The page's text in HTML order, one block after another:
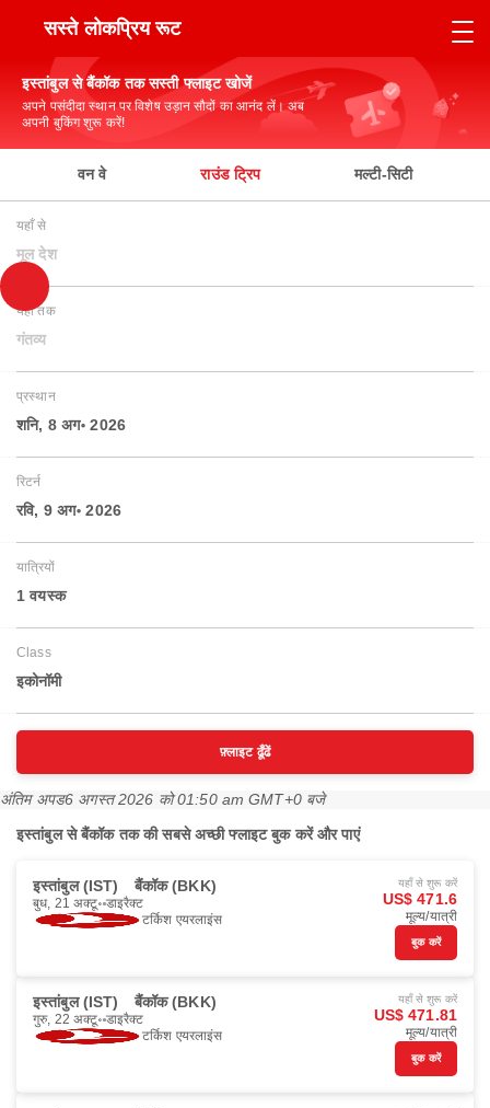
सस्ते लोकप्रिय रूट
इस्तांबुल से बैंकॉक तक सस्ती फ्लाइट खोजें
अपने पसंदीदा स्थान पर विशेष उड़ान सौदों का आनंद लें। अब
अपनी बुकिंग शुरू करें!
वन वे राउंड ट्रिप मल्टी-सिटी
यहाँ से
मूल देश
यहाँ तक
गंतव्य
प्रस्थान
शनि, 8 अग॰ 2026
रिटर्न
रवि, 9 अग॰ 2026
यात्रियों
1 वयस्‍क
Class
इकोनॉमी
फ़्लाइट ढूँढें
अंतिम अपड6 अगस्त 2026 को 01:50 am GMT+0 बजे
इस्तांबुल से बैंकॉक तक की सबसे अच्छी फ्लाइट बुक करें और पाएं
इस्तांबुल (IST) बैंकॉक (BKK)
बुध, 21 अक्टू॰ डाइरैक्ट
टर्किश एयरलाइंस
यहाँ से शुरू करें
US$ 471.6
मूल्य/यात्री
बुक करें
इस्तांबुल (IST) बैंकॉक (BKK)
गुरु, 22 अक्टू॰ डाइरैक्ट
टर्किश एयरलाइंस
यहाँ से शुरू करें
US$ 471.81
मूल्य/यात्री
बुक करें